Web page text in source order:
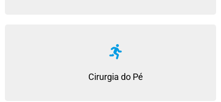
Cirurgia do Pé